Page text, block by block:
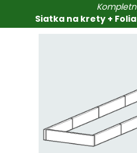
Siatka na krety + Folia